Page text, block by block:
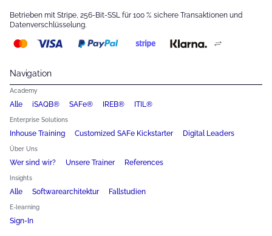
Betrieben mit Stripe, 256-Bit-SSL für 100 % sichere Transaktionen und
Datenverschlüsselung.
Navigation
Academy
Alle iSAQB® SAFe® IREB® ITIL®
Enterprise Solutions
Inhouse Training Customized SAFe Kickstarter Digital Leaders
Über Uns
Wer sind wir? Unsere Trainer References
Insights
Alle Softwarearchitektur Fallstudien
E-learning
Sign-In